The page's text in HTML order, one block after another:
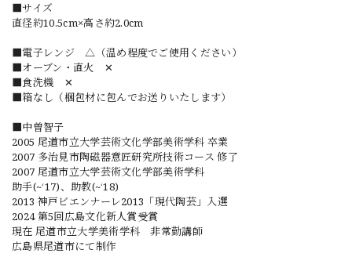
■サイズ
直径約10.5cm×高さ約2.0cm
■電子レンジ △（温め程度でご使用ください）
■オーブン・直火 ✕
■食洗機 ✕
■箱なし（梱包材に包んでお送りいたします）
■中曽智子
2005 尾道市立大学芸術文化学部美術学科 卒業
2007 多治見市陶磁器意匠研究所技術コース 修了
2007 尾道市立大学芸術文化学部美術学科
助手(~‘17)、助教(~‘18)
2013 神戸ビエンナーレ2013「現代陶芸」入選
2024 第5回広島文化新人賞受賞
現在 尾道市立大学美術学科 非常勤講師
広島県尾道市にて制作